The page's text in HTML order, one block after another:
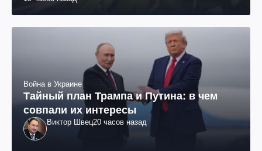
Война в Украине
Тайный план Трампа и Путина: в чем
совпали их интересы
Виктор Швец20 часов назад